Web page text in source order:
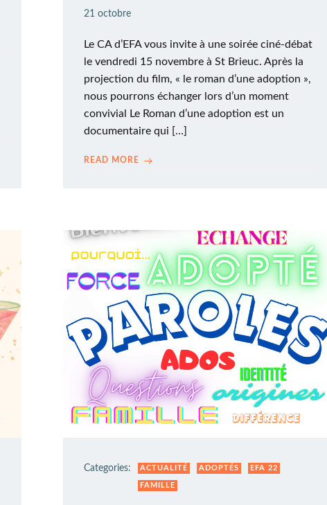
21 octobre
Le CA d’EFA vous invite à une soirée ciné-débat
le vendredi 15 novembre à St Brieuc. Après la
projection du film, « le roman d’une adoption »,
nous pourrons échanger lors d’un moment
convivial Le Roman d’une adoption est un
documentaire qui […]
READ MORE
Categories: ACTUALITÉ ADOPTÉS EFA 22
FAMILLE